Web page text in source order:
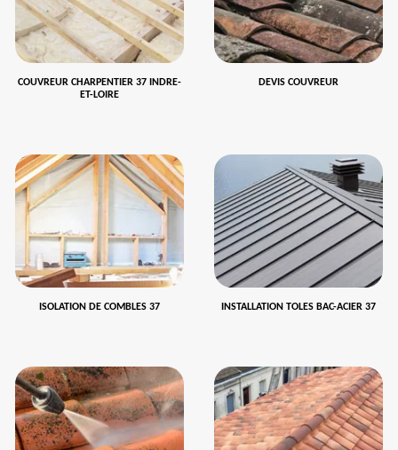
COUVREUR CHARPENTIER 37 INDRE-
ET-LOIRE
DEVIS COUVREUR
ISOLATION DE COMBLES 37 INSTALLATION TOLES BAC-ACIER 37